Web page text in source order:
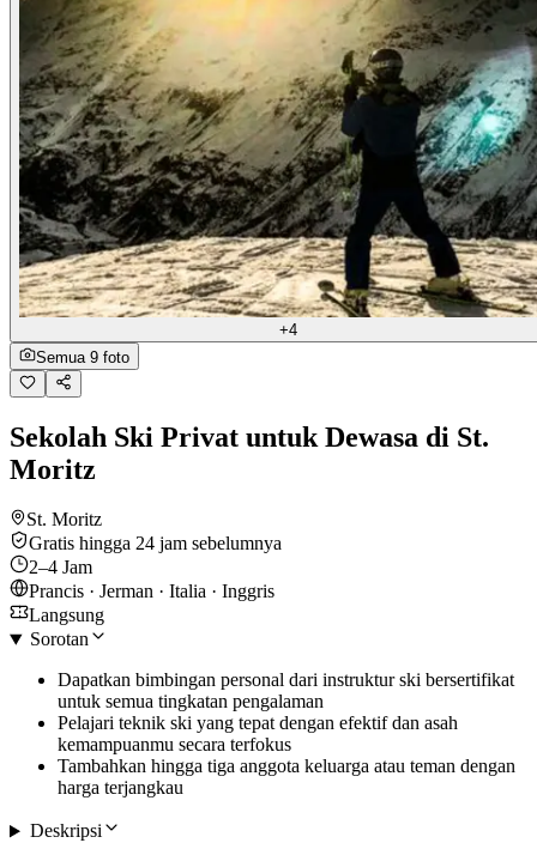
+4
Semua 9 foto
Sekolah Ski Privat untuk Dewasa di St.
Moritz
St. Moritz
Gratis hingga 24 jam sebelumnya
2–4 Jam
Prancis · Jerman · Italia · Inggris
Langsung
Sorotan
Dapatkan bimbingan personal dari instruktur ski bersertifikat
untuk semua tingkatan pengalaman
Pelajari teknik ski yang tepat dengan efektif dan asah
kemampuanmu secara terfokus
Tambahkan hingga tiga anggota keluarga atau teman dengan
harga terjangkau
Deskripsi